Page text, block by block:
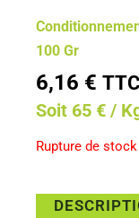
100 Gr
6,16 € TTC
Soit 65 € /
Rupture de stock